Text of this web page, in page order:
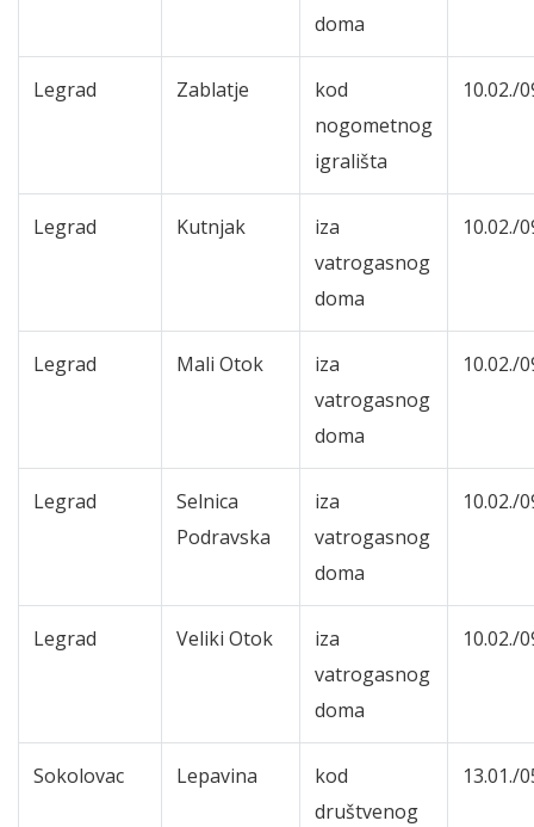
doma
Legrad Zablatje
kod
nogometnog
igrališta
10.02./
Legrad Kutnjak
iza
vatrogasnog
doma
10.02./
Legrad Mali Otok
iza
vatrogasnog
doma
10.02./
Legrad
Selnica
Podravska
iza
vatrogasnog
doma
10.02./
Legrad Veliki Otok
iza
vatrogasnog
doma
10.02./
Sokolovac Lepavina
kod
društvenog
13.01./